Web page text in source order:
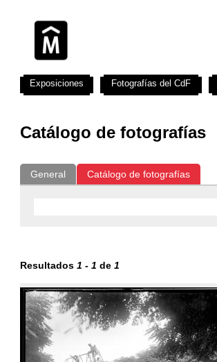
Catálogo de fotografías
General Catálogo de fotografías
Resultados 1 - 1 de 1
Exposiciones Fotografías del CdF